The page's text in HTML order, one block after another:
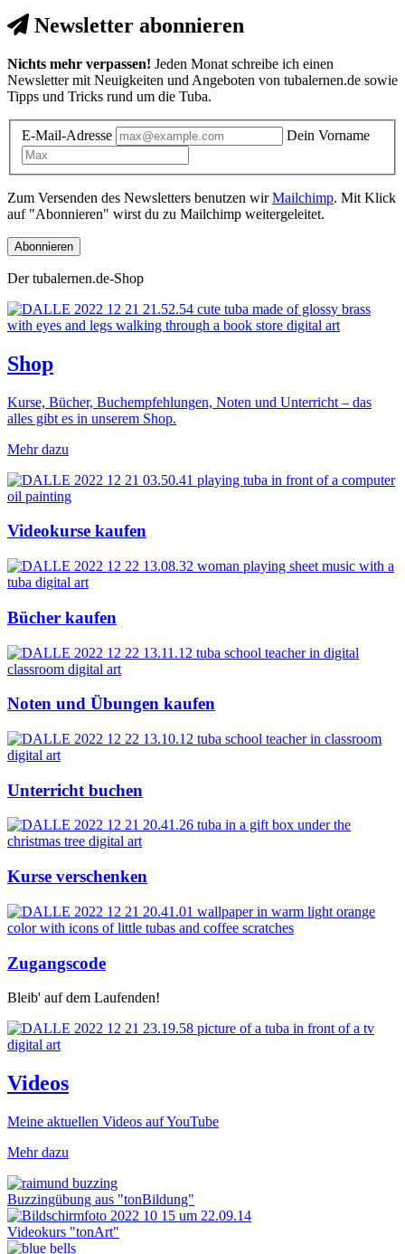
Newsletter abonnieren
Nichts mehr verpassen! Jeden Monat schreibe ich einen
Newsletter mit Neuigkeiten und Angeboten von tubalernen.de sowie
Tipps und Tricks rund um die Tuba.
E-Mail-Adresse Dein Vorname
Zum Versenden des Newsletters benutzen wirMailchimp. Mit Klick
auf "Abonnieren" wirst du zu Mailchimp weitergeleitet.
Abonnieren
Der tubalernen.de-Shop
Shop
Kurse, Bücher, Buchempfehlungen, Noten und Unterricht – das
alles gibt es in unserem Shop.
Mehr dazu
Videokurse kaufen
Bücher kaufen
Noten und Übungen kaufen
Unterricht buchen
Kurse verschenken
Zugangscode
Bleib' auf dem Laufenden!
Videos
Meine aktuellen Videos auf YouTube
Mehr dazu
Buzzingübung aus "tonBildung"
Videokurs "tonArt"